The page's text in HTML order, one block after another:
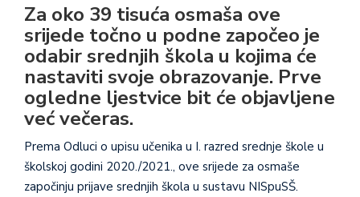
Za oko 39 tisuća osmaša ove
srijede točno u podne započeo je
odabir srednjih škola u kojima će
nastaviti svoje obrazovanje. Prve
ogledne ljestvice bit će objavljene
već večeras.
Prema Odluci o upisu učenika u I. razred srednje škole u
školskoj godini 2020./2021., ove srijede za osmaše
započinju prijave srednjih škola u sustavu NISpuSŠ.